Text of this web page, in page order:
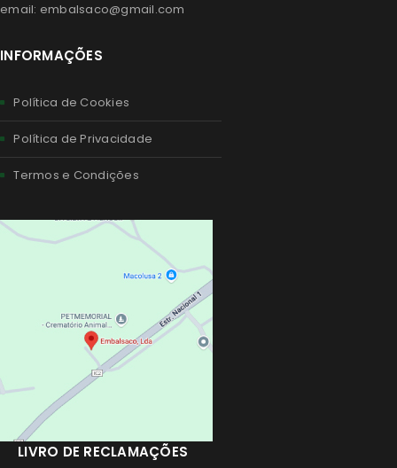
email: embalsaco@gmail.com
INFORMAÇÕES
Política de Cookies
Política de Privacidade
Termos e Condições
LIVRO DE RECLAMAÇÕES